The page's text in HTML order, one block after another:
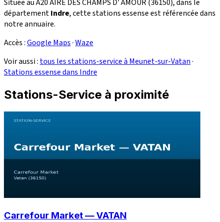
Située au A20 AIRE DES CHAMPS D' AMOUR (36150), dans le
départementIndre, cette stations essense est référencée dans
notre annuaire.
Accès :Google Maps·Waze
Voir aussi : tous les stations-service à Meunet-sur-Vatan·
Stations essense dans Indre
Stations-Service à proximité
Carrefour Market — VATAN